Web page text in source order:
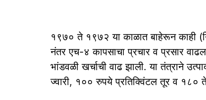
१९७० ते १९७२ या काळात बाहेरून काही
नंतर एच-४ कापसाचा प्रचार व प्रसार
भांडवळी खर्चाची वाढ झाली. या तंत्राने
ज्वारी, १०० रुपये प्रतिक्विंटल तूर व १८०